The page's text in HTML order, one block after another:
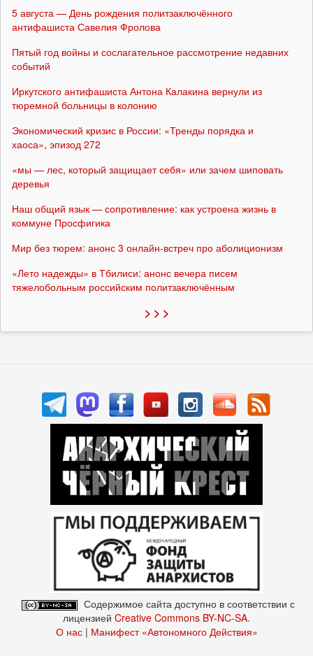
5 августа — День рождения политзаключённого
антифашиста Савелия Фролова
Пятый год войны и сослагательное рассмотрение недавних
событий
Иркутского антифашиста Антона Калакина вернули из
тюремной больницы в колонию
Экономический кризис в России: «Тренды порядка и
хаоса», эпизод 272
«мы — лес, который защищает себя» или зачем шиповать
деревья
Наш общий язык — сопротивление: как устроена жизнь в
коммуне Просфигика
Мир без тюрем: анонс 3 онлайн-встреч про аболиционизм
«Лето надежды» в Тбилиси: анонс вечера писем
тяжелобольным российским политзаключённым
> > >
Содержимое сайта доступно в соответствии с
лицензией Creative Commons BY-NC-SA.
О нас| Манифест «Автономного Действия»